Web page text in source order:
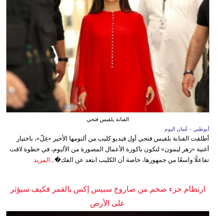
الفنانة بلقيس فتحي
أبوظبي - عُمان اليوم
أطلقت الفنانة بلقيس فتحي أول فيديو كليب من ألبومها الأخير «غِلّ»، باختيار
أغنية «زهر ليمون» لتكون باكورة الأعمال المصورة من الألبوم، في خطوة لاقت
تفاعلًا واسعًا من جمهورها، خاصة أن الكليب ابتعد عن الفك�... المزيد
ارتطام جزء ضخم من صاروخ سبيس إكس بالقمر فكيف سيؤثر
على الأرض